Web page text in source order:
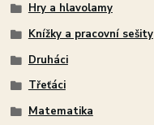
Hry a hlavolamy
Knížky a pracovní sešity
Druháci
Třeťáci
Matematika